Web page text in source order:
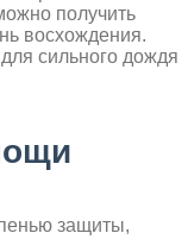
получить
восхождения.
сильного дождя
защиты,